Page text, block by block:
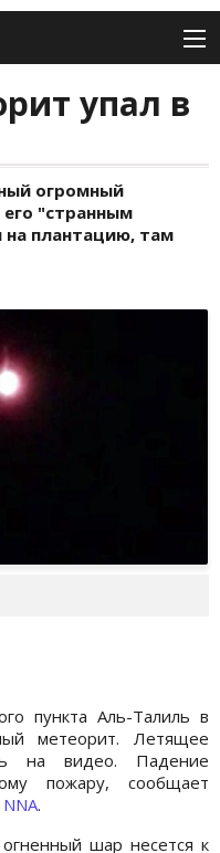
упал в
огромный
его "странным
на плантацию, там
пункта Аль-Талиль в
метеорит. Летящее
на видео. Падение
пожару, сообщает
NNА.
шар несется к